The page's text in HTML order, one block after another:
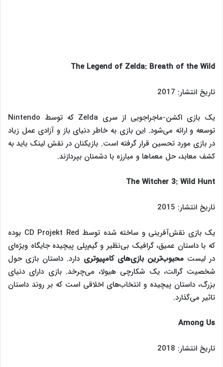
The Legend of Zelda: Breath of the Wild
تاریخ انتشار: 2017
یک بازی اکشن-ماجراجویی از سری Zelda که توسط Nintendo
توسعه و ارائه می‌شود. این بازی به خاطر دنیای باز و آزادی عمل زیاد
در بازی مورد تحسین قرار گرفته است. بازیکنان در نقش لینک باید به
کشف معابد، حل معماها و مبارزه با دشمنان بپردازند.
The Witcher 3: Wild Hunt
تاریخ انتشار: 2015
یک بازی نقش‌آفرینی و ساخته شده توسط CD Projekt Red بوده
که با داستان عمیق، گرافیک بی‌نظیر و گیم‌پلی پیچیده جایگاه ویژه‌‌ای
در لیستمحبوب‌‌‌ترین بازی‌های کامپیوتری دارد. داستان بازی حول
شخصیت گرالت، یک شکارچی هیولا، می‌چرخد. بازی دارای دنیای
بزرگ، داستان پیچیده و انتخاب‌های اخلاقی است که بر روند داستان
تاثیر می‌گذارد.
Among Us
تاریخ انتشار: 2018